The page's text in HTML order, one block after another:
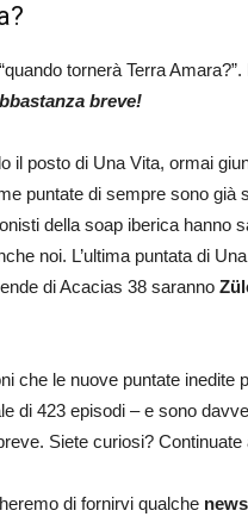
tornerà Terra
breve!
il posto di Una Vita, ormai
puntate di sempre sono già
della soap iberica hanno
noi. L’ultima puntata di
di Acacias 38 saranno
che le nuove puntate inedite
di 423 episodi – e sono
Siete curiosi? Continuate
di fornirvi qualche